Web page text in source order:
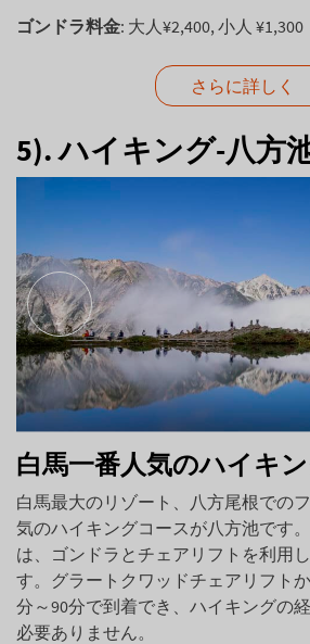
ゴンドラ料金: 大人¥2,400, 小人 ¥1,300
さらに詳しく
5). ハイキング-八方
白馬一番人気のハイキ
白馬最大のリゾート、八方尾根での
気のハイキングコースが八方池です
は、ゴンドラとチェアリフトを利用
す。グラートクワッドチェアリフト
分～90分で到着でき、ハイキングの
必要ありません。